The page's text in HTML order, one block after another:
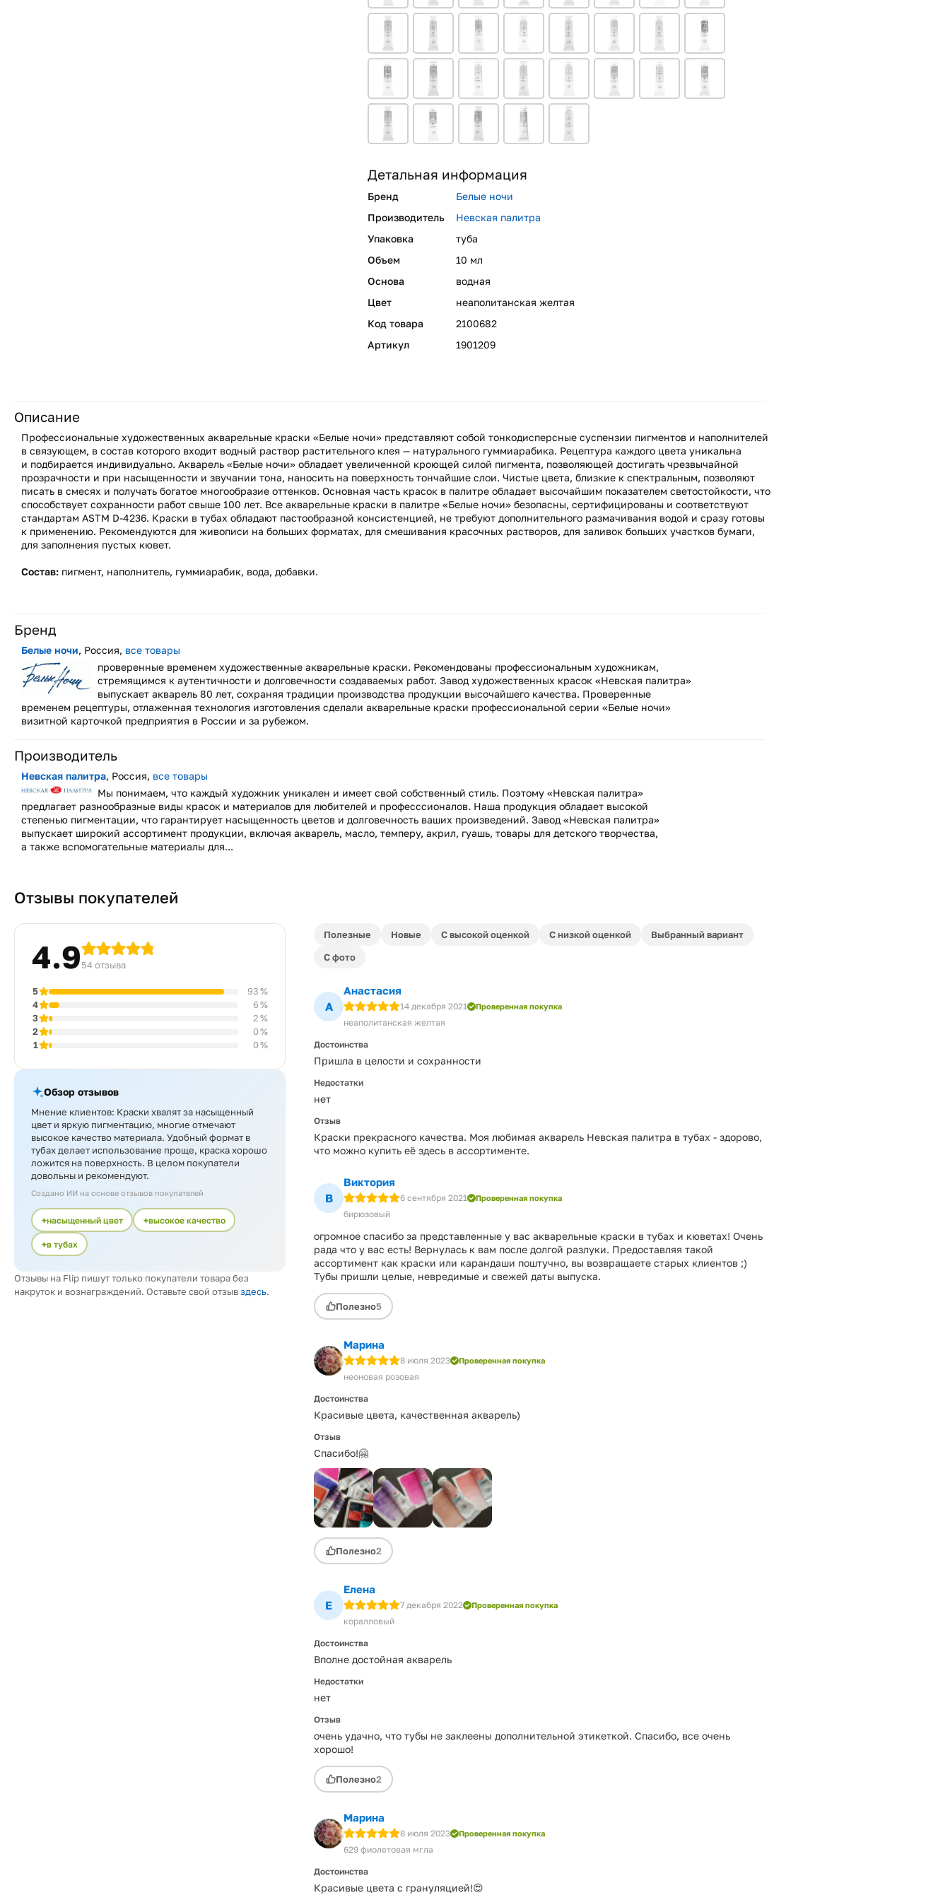
Детальная информация
Бренд
Белые ночи
Производитель
Невская палитра
Упаковка
туба
Объем
10 мл
Основа
водная
Цвет
неаполитанская желтая
Код товара
2100682
Артикул
1901209
Описание
Профессиональные художественных акварельные краски «Белые ночи» представляют собой тонкодисперсные суспензии пигментов и наполнителей
в связующем, в состав которого входит водный раствор растительного клея — натурального гуммиарабика. Рецептура каждого цвета уникальна
и подбирается индивидуально. Акварель «Белые ночи» обладает увеличенной кроющей силой пигмента, позволяющей достигать чрезвычайной
прозрачности и при насыщенности и звучании тона, наносить на поверхность тончайшие слои. Чистые цвета, близкие к спектральным, позволяют
писать в смесях и получать богатое многообразие оттенков. Основная часть красок в палитре обладает высочайшим показателем светостойкости, что
способствует сохранности работ свыше 100 лет. Все акварельные краски в палитре «Белые ночи» безопасны, сертифицированы и соответствуют
стандартам ASTM D-4236. Краски в тубах обладают пастообразной консистенцией, не требуют дополнительного размачивания водой и сразу готовы
к применению. Рекомендуются для живописи на больших форматах, для смешивания красочных растворов, для заливок больших участков бумаги,
для заполнения пустых кювет.
Состав: пигмент, наполнитель, гуммиарабик, вода, добавки.
Бренд
Белые ночи, Россия, все товары
проверенные временем художественные акварельные краски. Рекомендованы профессиональным художникам,
стремящимся к аутентичности и долговечности создаваемых работ. Завод художественных красок «Невская палитра»
выпускает акварель 80 лет, сохраняя традиции производства продукции высочайшего качества. Проверенные
временем рецептуры, отлаженная технология изготовления сделали акварельные краски профессиональной серии «Белые ночи»
визитной карточкой предприятия в России и за рубежом.
Производитель
Невская палитра, Россия, все товары
Мы понимаем, что каждый художник уникален и имеет свой собственный стиль. Поэтому «Невская палитра»
предлагает разнообразные виды красок и материалов для любителей и професссионалов. Наша продукция обладает высокой
степенью пигментации, что гарантирует насыщенность цветов и долговечность ваших произведений. Завод «Невская палитра»
выпускает широкий ассортимент продукции, включая акварель, масло, темперу, акрил, гуашь, товары для детского творчества,
а также вспомогательные материалы для...
Отзывы покупателей
4.954 отзыва
5
93 %
4
6 %
3
2 %
2
0 %
1
0 %
Обзор отзывов
Мнение клиентов: Краски хвалят за насыщенный
цвет и яркую пигментацию, многие отмечают
высокое качество материала. Удобный формат в
тубах делает использование проще, краска хорошо
ложится на поверхность. В целом покупатели
довольны и рекомендуют.
Создано ИИ на основе отзывов покупателей
насыщенный цвет высокое качество
в тубах
Отзывы на Flip пишут только покупатели товара без
накруток и вознаграждений. Оставьте свой отзывздесь.
Полезные Новые С высокой оценкой С низкой оценкой
Выбранный вариант
С фото
А
Анастасия
14 декабря 2021 Проверенная покупка
неаполитанская желтая
Достоинства
Пришла в целости и сохранности
Недостатки
нет
Отзыв
Краски прекрасного качества. Моя любимая акварель Невская палитра в тубах - здорово,
что можно купить её здесь в ассортименте.
В
Виктория
6 сентября 2021 Проверенная покупка
бирюзовый
огромное спасибо за представленные у вас акварельные краски в тубах и кюветах! Очень
рада что у вас есть! Вернулась к вам после долгой разлуки. Предоставляя такой
ассортимент как краски или карандаши поштучно, вы возвращаете старых клиентов ;)
Тубы пришли целые, невредимые и свежей даты выпуска.
Полезно5
Марина
8 июля 2023 Проверенная покупка
неоновая розовая
Достоинства
Красивые цвета, качественная акварель)
Отзыв
Спасибо!🤗
Полезно2
Е
Елена
7 декабря 2022 Проверенная покупка
коралловый
Достоинства
Вполне достойная акварель
Недостатки
нет
Отзыв
очень удачно, что тубы не заклеены дополнительной этикеткой. Спасибо, все очень
хорошо!
Полезно2
Марина
8 июля 2023 Проверенная покупка
629 фиолетовая мгла
Достоинства
Красивые цвета с грануляцией!😍